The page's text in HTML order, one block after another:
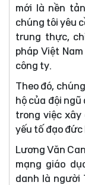
mới là nền
chúng tôi yêu
trung thực,
pháp Việt
công ty.
Theo đó,
hộ của đội
trong việc xây
yếu tố đạo đức
Lương Văn
mạng giáo
danh là người